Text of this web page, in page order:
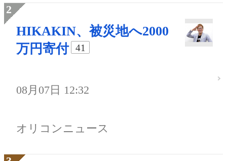
HIKAKIN、被災地へ2000
万円寄付
41
08月07日 12:32
オリコンニュース